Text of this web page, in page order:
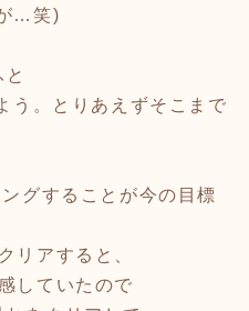
…笑)
う。とりあえずそこまで
グすることが今の目標
リアすると、
していたので